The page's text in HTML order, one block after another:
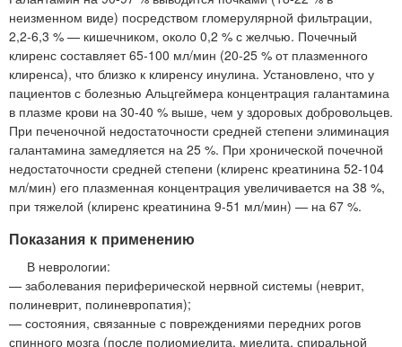
неизменном виде) посредством гломерулярной фильтрации,
2,2-6,3 % — кишечником, около 0,2 % с желчью. Почечный
клиренс составляет 65-100 мл/мин (20-25 % от плазменного
клиренса), что близко к клиренсу инулина. Установлено, что у
пациентов с болезнью Альцгеймера концентрация галантамина
в плазме крови на 30-40 % выше, чем у здоровых добровольцев.
При печеночной недостаточности средней степени элиминация
галантамина замедляется на 25 %. При хронической почечной
недостаточности средней степени (клиренс креатинина 52-104
мл/мин) его плазменная концентрация увеличивается на 38 %,
при тяжелой (клиренс креатинина 9-51 мл/мин) — на 67 %.
Показания к применению
В неврологии:
— заболевания периферической нервной системы (неврит,
полиневрит, полиневропатия);
— состояния, связанные с повреждениями передних рогов
спинного мозга (после полиомиелита, миелита, спиральной